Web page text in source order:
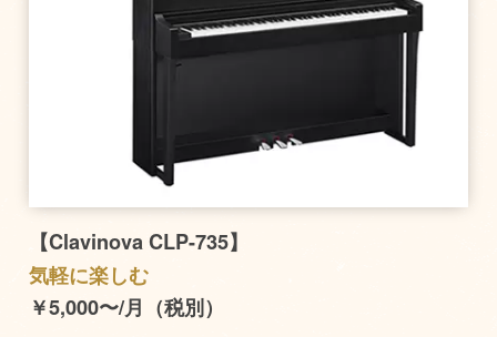
【Clavinova CLP-735】
気軽に楽しむ
￥5,000〜/月（税別）